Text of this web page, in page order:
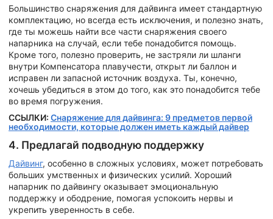
Большинство снаряжения для дайвинга имеет стандартную
комплектацию, но всегда есть исключения, и полезно знать,
где ты можешь найти все части снаряжения своего
напарника на случай, если тебе понадобится помощь.
Кроме того, полезно проверить, не застряли ли шланги
внутри Компенсатора плавучести, открыт ли баллон и
исправен ли запасной источник воздуха. Ты, конечно,
хочешь убедиться в этом до того, как это понадобится тебе
во время погружения.
ССЫЛКИ: Снаряжение для дайвинга: 9 предметов первой
необходимости, которые должен иметь каждый дайвер
4. Предлагай подводную поддержку
Дайвинг, особенно в сложных условиях, может потребовать
больших умственных и физических усилий. Хороший
напарник по дайвингу оказывает эмоциональную
поддержку и ободрение, помогая успокоить нервы и
укрепить уверенность в себе.